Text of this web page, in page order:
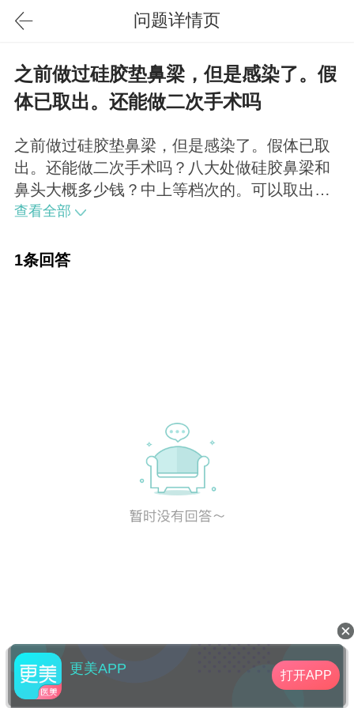
问题详情页
之前做过硅胶垫鼻梁，但是感染了。假
体已取出。还能做二次手术吗
之前做过硅胶垫鼻梁，但是感染了。假体已取
出。还能做二次手术吗？八大处做硅胶鼻梁和
鼻头大概多少钱？中上等档次的。可以取出进
行修复，不过需要查明上次感染是什么原因，
话，也得是5000+了。
查看全部
1条回答
更美APP 打开APP